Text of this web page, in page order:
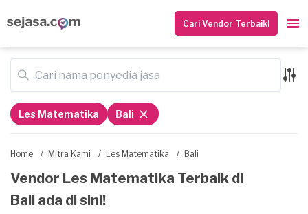
Cari Vendor Terbaik!
Home / Mitra Kami / Les Matematika / Bali
Vendor Les Matematika Terbaik di
Bali ada di sini!
Les Matematika Bali